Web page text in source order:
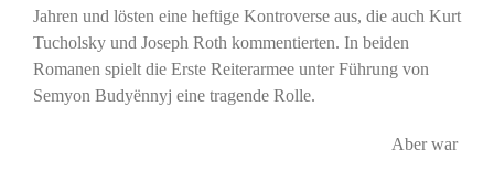
Jahren und lösten eine heftige Kontroverse aus, die auch Kurt
Tucholsky und Joseph Roth kommentierten. In beiden
Romanen spielt die Erste Reiterarmee unter Führung von
Semyon Budyënnyj eine tragende Rolle.
Aber war